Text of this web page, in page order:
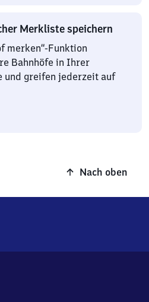
Merkliste speichern
merken“-Funktion
Bahnhöfe in Ihrer
und greifen jederzeit auf
Nach oben